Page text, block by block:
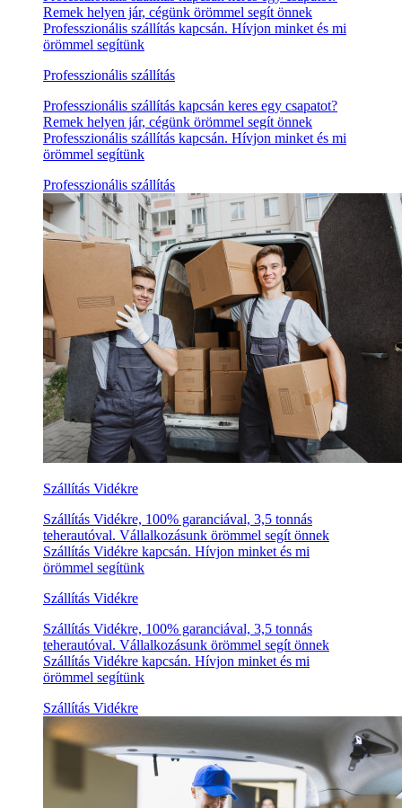
Remek helyen jár, cégünk örömmel segít önnek
Professzionális szállítás kapcsán. Hívjon minket és mi
örömmel segítünk
Professzionális szállítás
Professzionális szállítás kapcsán keres egy csapatot?
Remek helyen jár, cégünk örömmel segít önnek
Professzionális szállítás kapcsán. Hívjon minket és mi
örömmel segítünk
Professzionális szállítás
Szállítás Vidékre
Szállítás Vidékre, 100% garanciával, 3,5 tonnás
teherautóval. Vállalkozásunk örömmel segít önnek
Szállítás Vidékre kapcsán. Hívjon minket és mi
örömmel segítünk
Szállítás Vidékre
Szállítás Vidékre, 100% garanciával, 3,5 tonnás
teherautóval. Vállalkozásunk örömmel segít önnek
Szállítás Vidékre kapcsán. Hívjon minket és mi
örömmel segítünk
Szállítás Vidékre